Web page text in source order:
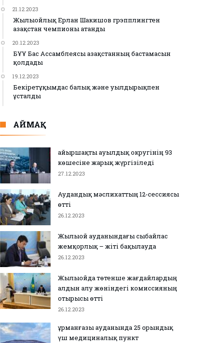
21.12.2023
Жылыойлық Ерлан Шакишов грэпплингтен
Қазақстан чемпионы атанды
20.12.2023
БҰҰ Бас Ассамблеясы Қазақстанның бастамасын
қолдады
19.12.2023
Бекіретұқымдас балық және уылдырықпен
ұсталды
АЙМАҚ
Қайыршақты ауылдық округінің 93
көшесіне жарық жүргізіледі
27.12.2023
Аудандық мәслихаттың 12-сессиясы
өтті
26.12.2023
Жылыой ауданындағы сыбайлас
жемқорлық – жіті бақылауда
26.12.2023
Жылыойда төтенше жағдайлардың
алдын алу жөніндегі комиссияның
отырысы өтті
26.12.2023
Құрманғазы ауданында 25 орындық
үш медициналық пункт